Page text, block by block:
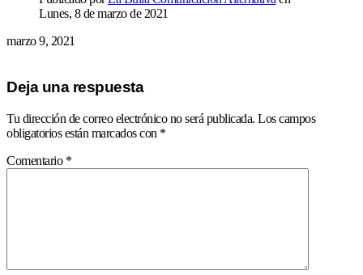
Lunes, 8 de marzo de 2021
marzo 9, 2021
Deja una respuesta
Tu dirección de correo electrónico no será publicada. Los campos
obligatorios están marcados con *
Comentario *